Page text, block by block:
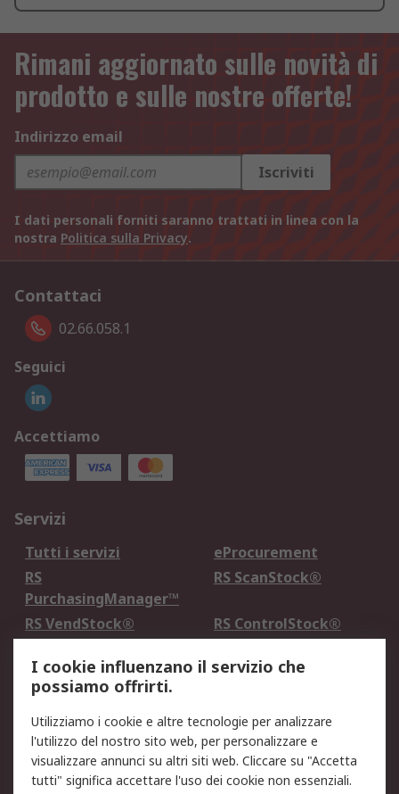
Rimani aggiornato sulle novità di
prodotto e sulle nostre offerte!
Indirizzo email
Iscriviti
I dati personali forniti saranno trattati in linea con la
nostra Politica sulla Privacy.
Contattaci
02.66.058.1
Seguici
Accettiamo
Servizi
Tutti i servizi
eProcurement
RS
PurchasingManager™
RS ScanStock®
RS VendStock®
RS ControlStock®
Legale
Informativa Cookie
Informativa Privacy -
Aggiornata
Email Security
Termini d'uso
I cookie influenzano il servizio che
possiamo offrirti.
Utilizziamo i cookie e altre tecnologie per analizzare
l'utilizzo del nostro sito web, per personalizzare e
visualizzare annunci su altri siti web. Cliccare su "Accetta
tutti" significa accettare l'uso dei cookie non essenziali.